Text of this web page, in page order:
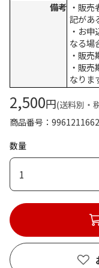
備考 ・販
記があ
・お
なる場
・販
・販
なりま
2,500円(送料別・
商品番号
9961211662
数量
1